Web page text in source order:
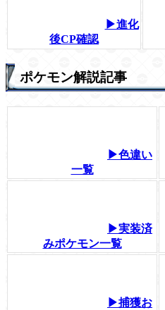
▶進化
後CP確認
ポケモン解説記事
▶色違い
一覧
▶実装済
みポケモン一覧
▶捕獲お